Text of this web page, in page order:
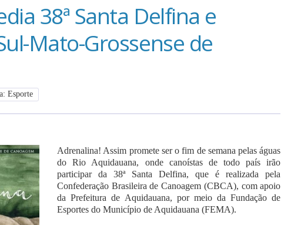
38ª Santa Delfina e
Mato-Grossense de
Esporte
Adrenalina! Assim promete ser o fim de semana pelas águas
do Rio Aquidauana, onde canoístas de todo país irão
participar da 38ª Santa Delfina, que é realizada pela
Confederação Brasileira de Canoagem (CBCA), com apoio
da Prefeitura de Aquidauana, por meio da Fundação de
Esportes do Município de Aquidauana (FEMA).